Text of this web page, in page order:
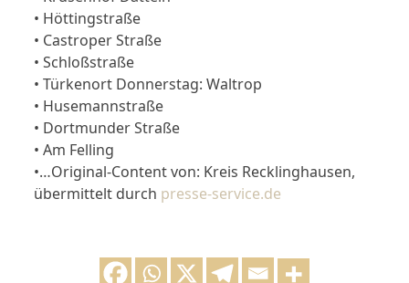
• Höttingstraße
• Castroper Straße
• Schloßstraße
• Türkenort Donnerstag: Waltrop
• Husemannstraße
• Dortmunder Straße
• Am Felling
•…Original-Content von: Kreis Recklinghausen,
übermittelt durch presse-service.de